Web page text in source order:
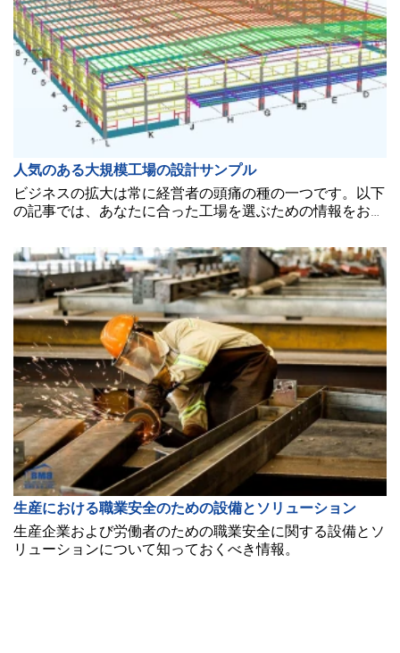
人気のある大規模工場の設計サンプル
ビジネスの拡大は常に経営者の頭痛の種の一つです。以下
の記事では、あなたに合った工場を選ぶための情報をお届
生産における職業安全のための設備とソリューション
生産企業および労働者のための職業安全に関する設備とソ
リューションについて知っておくべき情報。